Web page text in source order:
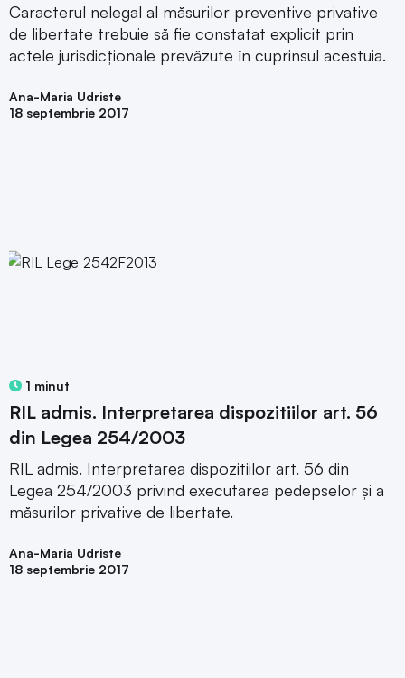
Caracterul nelegal al măsurilor preventive privative
de libertate trebuie să fie constatat explicit prin
actele jurisdicţionale prevăzute în cuprinsul acestuia.
Ana-Maria Udriste
18 septembrie 2017
1 minut
RIL admis. Interpretarea dispozitiilor art. 56
din Legea 254/2003
RIL admis. Interpretarea dispozitiilor art. 56 din
Legea 254/2003 privind executarea pedepselor şi a
măsurilor privative de libertate.
Ana-Maria Udriste
18 septembrie 2017